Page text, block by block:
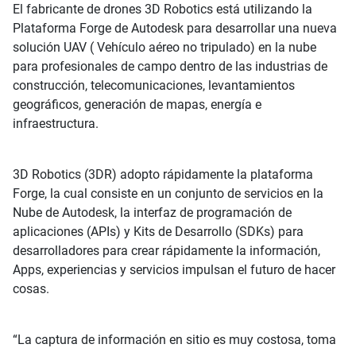
El fabricante de drones 3D Robotics está utilizando la
Plataforma Forge de Autodesk para desarrollar una nueva
solución UAV ( Vehículo aéreo no tripulado) en la nube
para profesionales de campo dentro de las industrias de
construcción, telecomunicaciones, levantamientos
geográficos, generación de mapas, energía e
infraestructura.
3D Robotics (3DR) adopto rápidamente la plataforma
Forge, la cual consiste en un conjunto de servicios en la
Nube de Autodesk, la interfaz de programación de
aplicaciones (APIs) y Kits de Desarrollo (SDKs) para
desarrolladores para crear rápidamente la información,
Apps, experiencias y servicios impulsan el futuro de hacer
cosas.
“La captura de información en sitio es muy costosa, toma